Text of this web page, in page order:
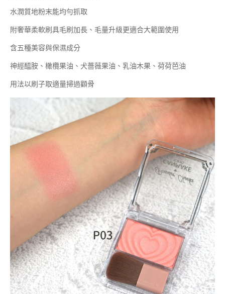
水潤質地粉末能均勻抓取
附奢華柔軟刷具毛刷加長、毛量升級更適合大範圍使用
含五種美容與保濕成分
神經醯胺、橄欖果油、犬薔薇果油、乳油木果、荷荷芭油
用法以刷子取適量掃過顴骨